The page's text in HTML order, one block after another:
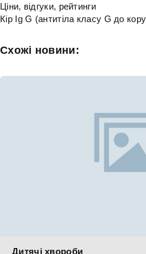
Ціни, відгуки, рейтинги
Кір Ig G (антитіла класу G до
Схожі новини:
Дитячі хвороби